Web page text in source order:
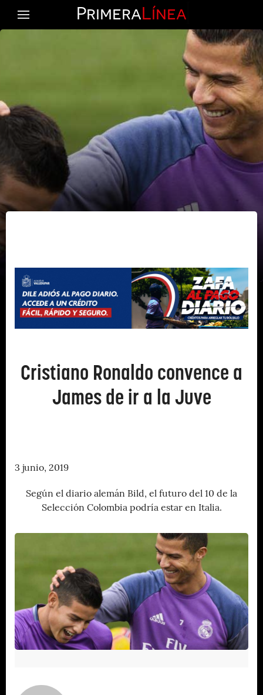
PrimeraLínea
Cristiano Ronaldo convence a
James de ir a la Juve
3 junio, 2019
Según el diario alemán Bild, el futuro del 10 de la
Selección Colombia podría estar en Italia.